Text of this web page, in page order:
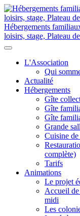
Hébergements
loisirs, stage, Plateau
L'Association
Qui
Actualité
Hébergements
Gîte
Gîte
Gîte
Grande
Cuisine
complète)
Tarifs
Animations
Le projet
Accueil
midi
Les